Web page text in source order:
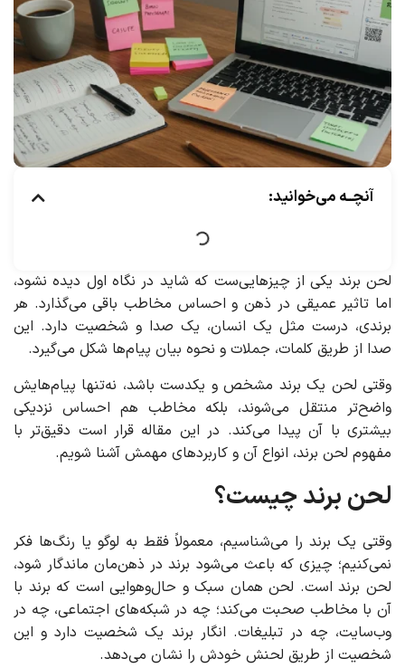
آنچــه می‌خوانید:
لحن برند یکی از چیزهایی‌ست که شاید در نگاه اول دیده نشود،
اما تاثیر عمیقی در ذهن و احساس مخاطب باقی می‌گذارد. هر
برندی، درست مثل یک انسان، یک صدا و شخصیت دارد. این
صدا از طریق کلمات، جملات و نحوه بیان پیام‌ها شکل می‌گیرد.
وقتی لحن یک برند مشخص و یکدست باشد، نه‌تنها پیام‌هایش
واضح‌تر منتقل می‌شوند، بلکه مخاطب هم احساس نزدیکی
بیشتری با آن پیدا می‌کند. در این مقاله قرار است دقیق‌تر با
مفهوم لحن برند، انواع آن و کاربردهای مهمش آشنا شویم.
لحن برند چیست؟
وقتی یک برند را می‌شناسیم، معمولاً فقط به لوگو یا رنگ‌ها فکر
نمی‌کنیم؛ چیزی که باعث می‌شود برند در ذهن‌مان ماندگار شود،
لحن برند است. لحن همان سبک و حال‌وهوایی است که برند با
آن با مخاطب صحبت می‌کند؛ چه در شبکه‌های اجتماعی، چه در
وب‌سایت، چه در تبلیغات. انگار برند یک شخصیت دارد و این
شخصیت از طریق لحنش خودش را نشان می‌دهد.